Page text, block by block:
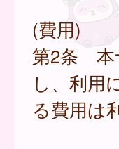
(費用)
第2条 本
し、利用
る費用は